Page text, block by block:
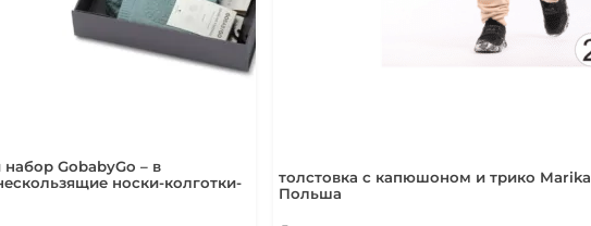
GobabyGo – в
носки-колготки-
толстовка с капюшоном и трико Marika
Польша